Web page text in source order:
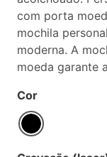
com porta
mochila
moderna. A
moeda garante
Cor